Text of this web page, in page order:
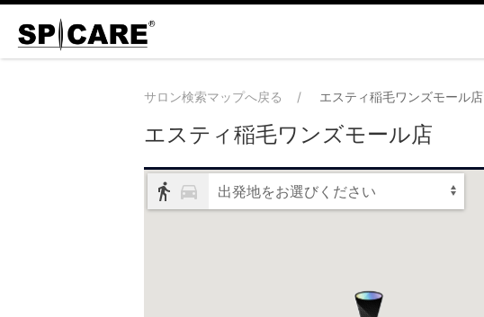
サロン検索マップへ戻る エスティ稲毛ワンズモール店
エスティ稲毛ワンズモール店
出発地をお選びください